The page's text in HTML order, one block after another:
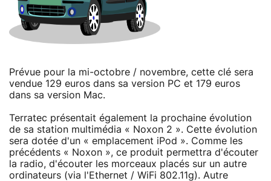
Prévue pour la mi-octobre / novembre, cette clé sera
vendue 129 euros dans sa version PC et 179 euros
dans sa version Mac.
Terratec présentait également la prochaine évolution
de sa station multimédia « Noxon 2 ». Cette évolution
sera dotée d'un « emplacement iPod ». Comme les
précédents « Noxon », ce produit permettra d'écouter
la radio, d'écouter les morceaux placés sur un autre
ordinateurs (via l'Ethernet / WiFi 802.11g). Autre